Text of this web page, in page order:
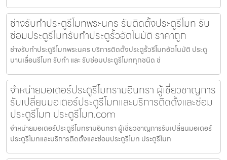
ช่างรับทำประตูรีโมทพระนคร รับติดตั้งประตูรีโมท รับ
ซ่อมประตูรีโมทรับทำประตูรั้วอัตโนมัติ ราคาถูก
ช่างรับทำประตูรีโมทพระนคร บริการติดตั้งประตูรั้วรีโมทอัตโนมัติ ประตู
บานเลื่อนรีโมท รับทำ และ รับซ่อมประตูรีโมททุกชนิด ช่
จำหน่ายมอเตอร์ประตูรีโมทรามอินทรา ผู้เชี่ยวชาญการ
รับเปลี่ยนมอเตอร์ประตูรีโมทและบริการติดตั้งและซ่อม
ประตูรีโมท ประตูรีโมท.com
จำหน่ายมอเตอร์ประตูรีโมทรามอินทรา ผู้เชี่ยวชาญการรับเปลี่ยนมอเตอร์
ประตูรีโมทและบริการติดตั้งและซ่อมประตูรีโมท ประตูรีโมท